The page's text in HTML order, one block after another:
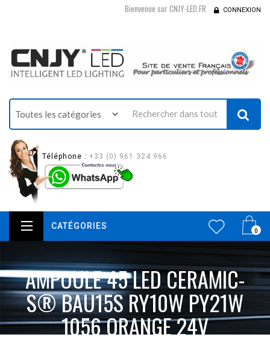
Bienvenue sur CNJY-LED.FR CONNEXION
Téléphone : +33 (0) 961 324 966
0
CATÉGORIES
AMPOULE 45 LED CERAMIC-
S® BAU15S RY10W PY21W
1056 ORANGE 24V